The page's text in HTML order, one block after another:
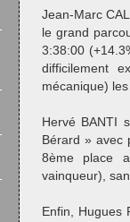
Jean-Marc
le grand
3:38:00
difficilement
mécanique)
Hervé BANTI
Bérard » avec
8ème place
vainqueur),
Enfin, Hugues